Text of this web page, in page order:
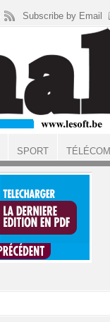
Subscribe by Email
SPORT TÉLÉCOM